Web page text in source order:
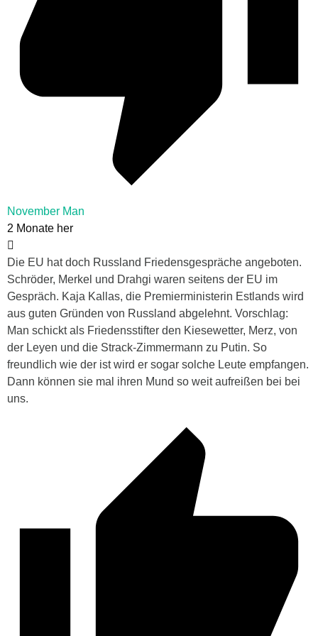
November Man
2 Monate her
Die EU hat doch Russland Friedensgespräche angeboten.
Schröder, Merkel und Drahgi waren seitens der EU im
Gespräch. Kaja Kallas, die Premierministerin Estlands wird
aus guten Gründen von Russland abgelehnt. Vorschlag:
Man schickt als Friedensstifter den Kiesewetter, Merz, von
der Leyen und die Strack-Zimmermann zu Putin. So
freundlich wie der ist wird er sogar solche Leute empfangen.
Dann können sie mal ihren Mund so weit aufreißen bei bei
uns.